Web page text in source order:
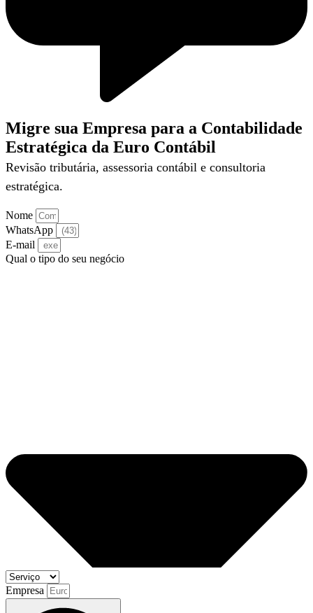
Migre sua Empresa para a Contabilidade
Estratégica da Euro Contábil
Revisão tributária, assessoria contábil e consultoria
estratégica.
Nome
WhatsApp
E-mail
Qual o tipo do seu negócio
Empresa